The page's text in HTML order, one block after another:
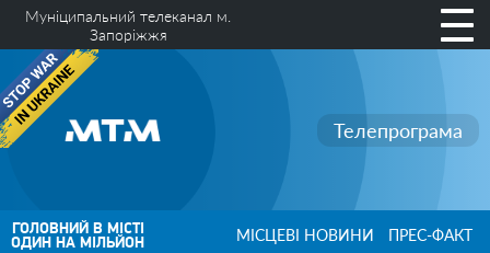
Муніципальний телеканал м.
Запоріжжя
Телепрограма
ГОЛОВНИЙ В МІСТІ
ОДИН НА МІЛЬЙОН МІСЦЕВІ НОВИНИ ПРЕС-ФАКТ